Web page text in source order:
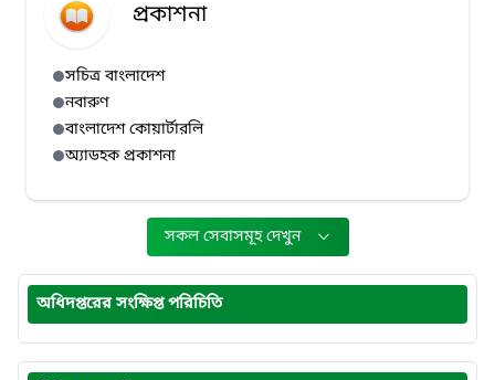
প্রকাশনা
সচিত্র বাংলাদেশ
নবারুণ
বাংলাদেশ কোয়ার্টারলি
অ্যাডহক প্রকাশনা
সকল সেবাসমূহ দেখুন
অধিদপ্তরের সংক্ষিপ্ত পরিচিতি